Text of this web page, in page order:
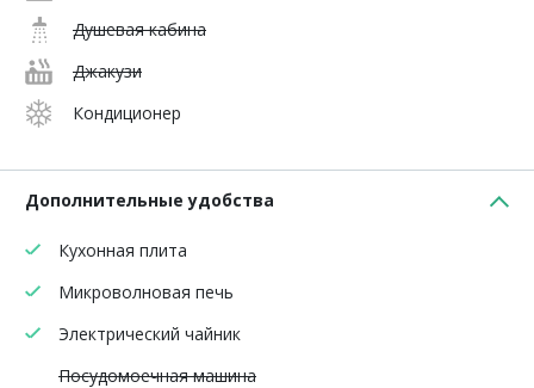
Душевая кабина
Джакузи
Кондиционер
Дополнительные удобства
Кухонная плита
Микроволновая печь
Электрический чайник
Посудомоечная машина